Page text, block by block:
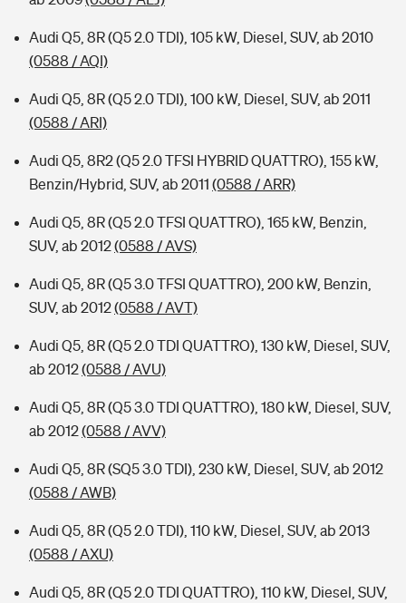
Audi Q5, 8R (Q5 2.0 TDI), 105 kW, Diesel, SUV, ab 2010
(0588 / AQI)
Audi Q5, 8R (Q5 2.0 TDI), 100 kW, Diesel, SUV, ab 2011
(0588 / ARI)
Audi Q5, 8R2 (Q5 2.0 TFSI HYBRID QUATTRO), 155 kW,
Benzin/Hybrid, SUV, ab 2011 (0588 / ARR)
Audi Q5, 8R (Q5 2.0 TFSI QUATTRO), 165 kW, Benzin,
SUV, ab 2012(0588 / AVS)
Audi Q5, 8R (Q5 3.0 TFSI QUATTRO), 200 kW, Benzin,
SUV, ab 2012(0588 / AVT)
Audi Q5, 8R (Q5 2.0 TDI QUATTRO), 130 kW, Diesel, SUV,
ab 2012(0588 / AVU)
Audi Q5, 8R (Q5 3.0 TDI QUATTRO), 180 kW, Diesel, SUV,
ab 2012(0588 / AVV)
Audi Q5, 8R (SQ5 3.0 TDI), 230 kW, Diesel, SUV, ab 2012
(0588 / AWB)
Audi Q5, 8R (Q5 2.0 TDI), 110 kW, Diesel, SUV, ab 2013
(0588 / AXU)
Audi Q5, 8R (Q5 2.0 TDI QUATTRO), 110 kW, Diesel, SUV,